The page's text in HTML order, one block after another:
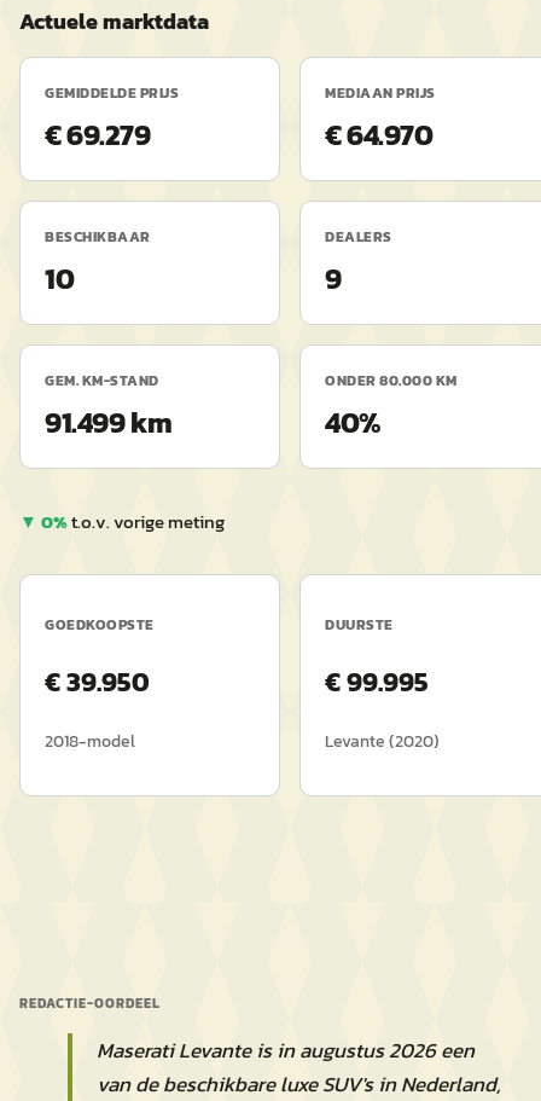
Actuele marktdata
GEMIDDELDE PRIJS
€ 69.279
MEDIAAN PRIJS
€ 64.970
BESCHIKBAAR
10
DEALERS
9
GEM. KM-STAND
91.499 km
ONDER 80.000 KM
40%
▼ 0%t.o.v. vorige meting
GOEDKOOPSTE
€39.950
2018-model
DUURSTE
€99.995
Levante(2020)
REDACTIE-OORDEEL
Maserati Levante is in augustus 2026 een
van de beschikbare luxe SUV's in Nederland,